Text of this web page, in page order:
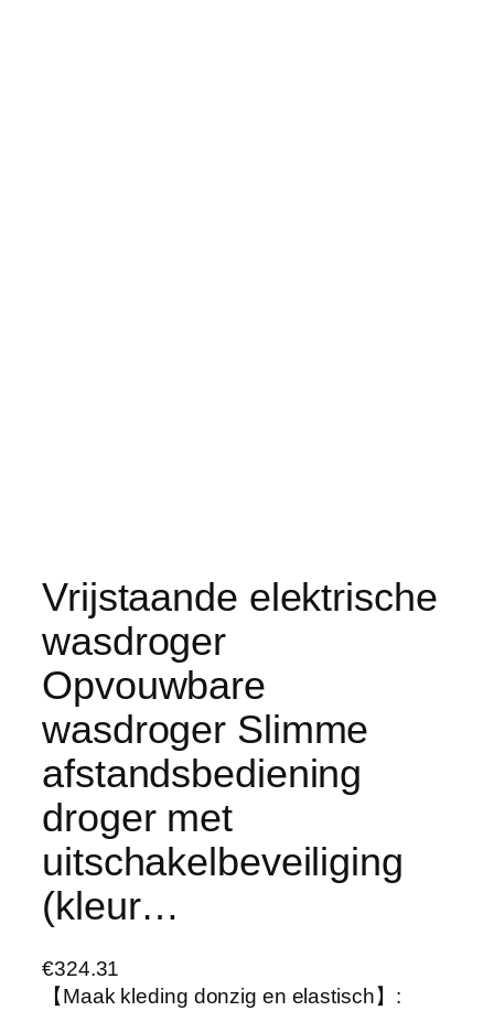
Vrijstaande elektrische
wasdroger
Opvouwbare
wasdroger Slimme
afstandsbediening
droger met
uitschakelbeveiliging
(kleur…
€324.31
【Maak kleding donzig en elastisch】: